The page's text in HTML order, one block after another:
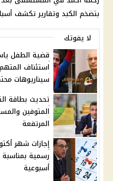
بتضخم الكبد وتقارير تكشف
لا يفوتك
قضية الطفل
سيناريوهات
المتوفين
المرتفعة
أسبوعية